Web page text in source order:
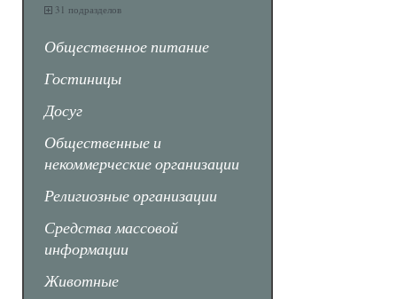
31 подразделов
Общественное питание
Гостиницы
Досуг
Общественные и
некоммерческие организации
Религиозные организации
Средства массовой
информации
Животные